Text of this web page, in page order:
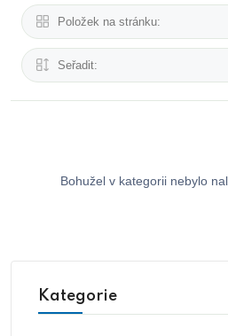
Položek na stránku:
Seřadit:
Bohužel v kategorii nebylo
Kategorie